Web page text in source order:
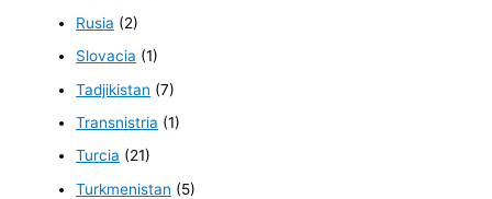
Rusia (2)
Slovacia (1)
Tadjikistan (7)
Transnistria (1)
Turcia (21)
Turkmenistan (5)